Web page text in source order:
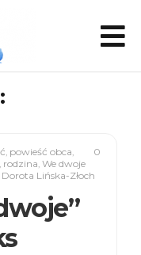
0
, powieść obca,
, rodzina, We dwoje
Lińska-Złoch